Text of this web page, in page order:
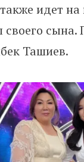
также идет
своего
Ташиев.